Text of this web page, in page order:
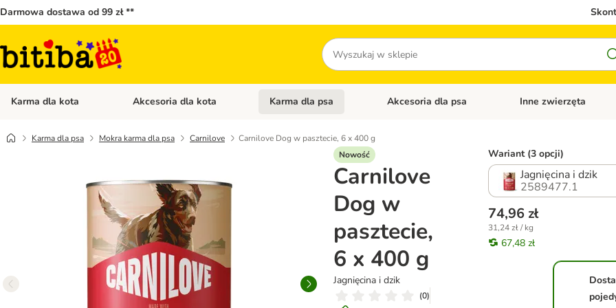
Darmowa dostawa od 99 zł **
Szukaj
Karma dla kota Otwórz menu kategorii: Karma dla kota
Akcesoria dla kota Otwórz menu kategorii: Akcesoria dla kota
Karma dla psa Otwórz menu kategorii: Karma dla psa
Akcesoria dla psa Otwórz menu kategorii:
Inne zwierzęta
Karma dla psa Mokra karma dla psa Carnilove
Carnilove Dog w pasztecie, 6 x 400 g
Nowość
Carnilove
Dog w
pasztecie,
6 x 400 g
Jagnięcina i dzik
(0)
Wariant (3 opcji)
Jagnięcina i dzik
2589477.1
74,96 zł
31,24 zł / kg
67,48 zł